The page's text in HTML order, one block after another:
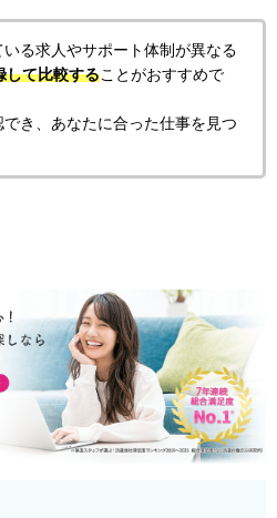
る求人やサポート体制が異なる
して比較する ことがおすすめで
でき、あなたに合った仕事を見つ